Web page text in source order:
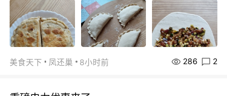
美食天下 凤还巢 8小时前 286 2